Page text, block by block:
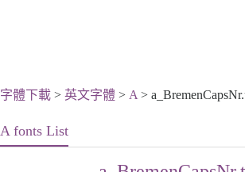
字體下載 > 英文字體 > A >
A fonts List